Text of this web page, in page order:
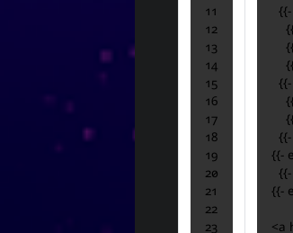
{{-
{{-
{{-
{{-
{{-
{{-
<a